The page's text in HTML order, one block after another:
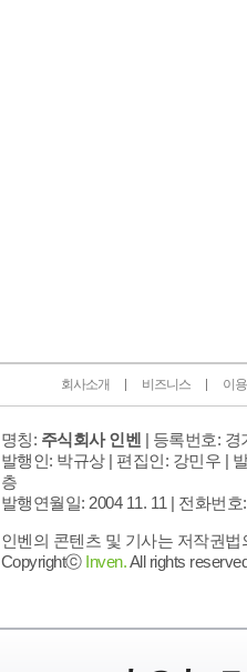
회사소개 비즈니스 이
명칭: 주식회사 인벤 | 등록번호: 경
발행인: 박규상 | 편집인: 강민우 |
층
발행연월일: 2004 11. 11 | 전화번호
인벤의 콘텐츠 및 기사는 저작권
Copyrightⓒ Inven.All rights